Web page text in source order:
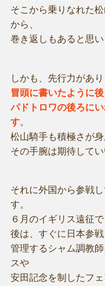
そこから乗りなれた
から、
巻き返しもあると思い
しかも、先行力があり
冒頭に書いたように
パドトロワの後ろに
す。
松山騎手も積極さが身
その手腕は期待してい
それに外国から参戦
す。
６月のイギリス遠征
後は、すぐに日本参戦
管理するシャム調教
スや
安田記念を制したフ